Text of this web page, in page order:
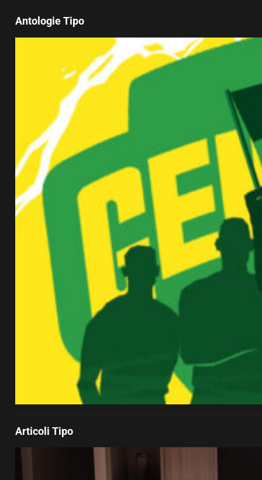
Antologie Tipo
Articoli Tipo